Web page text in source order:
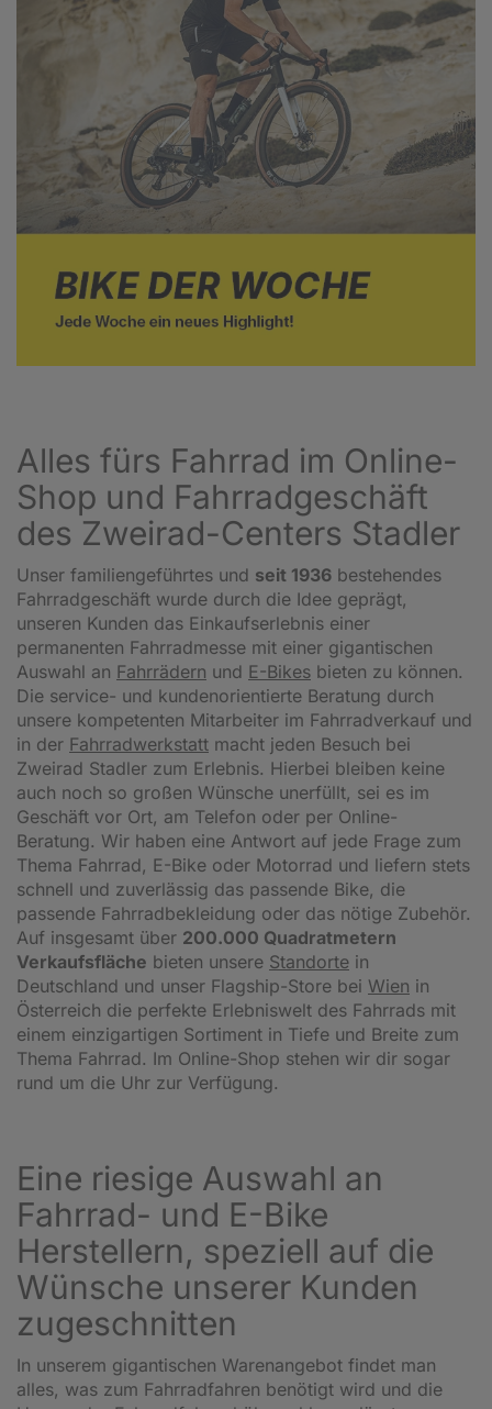
Alles fürs Fahrrad im Online-
Shop und Fahrradgeschäft
des Zweirad-Centers Stadler
Unser familiengeführtes und seit 1936 bestehendes
Fahrradgeschäft wurde durch die Idee geprägt,
unseren Kunden das Einkaufserlebnis einer
permanenten Fahrradmesse mit einer gigantischen
Auswahl an Fahrrädern und E-Bikes bieten zu können.
Die service- und kundenorientierte Beratung durch
unsere kompetenten Mitarbeiter im Fahrradverkauf und
in der Fahrradwerkstatt macht jeden Besuch bei
Zweirad Stadler zum Erlebnis. Hierbei bleiben keine
auch noch so großen Wünsche unerfüllt, sei es im
Geschäft vor Ort, am Telefon oder per Online-
Beratung. Wir haben eine Antwort auf jede Frage zum
Thema Fahrrad, E-Bike oder Motorrad und liefern stets
schnell und zuverlässig das passende Bike, die
passende Fahrradbekleidung oder das nötige Zubehör.
Auf insgesamt über 200.000 Quadratmetern
Verkaufsfläche bieten unsere Standorte in
Deutschland und unser Flagship-Store bei Wien in
Österreich die perfekte Erlebniswelt des Fahrrads mit
einem einzigartigen Sortiment in Tiefe und Breite zum
Thema Fahrrad. Im Online-Shop stehen wir dir sogar
rund um die Uhr zur Verfügung.
Eine riesige Auswahl an
Fahrrad- und E-Bike
Herstellern, speziell auf die
Wünsche unserer Kunden
zugeschnitten
In unserem gigantischen Warenangebot findet man
alles, was zum Fahrradfahren benötigt wird und die